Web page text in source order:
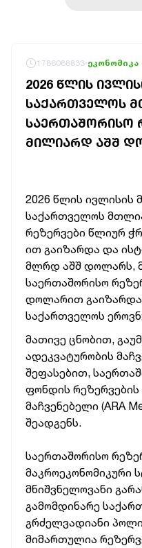
1786088833 ეკონომიკა
2026 ᲬᲚᲘᲡ
ᲡᲐᲥᲐᲠᲗᲕᲔᲚᲝᲡ
ᲡᲐᲔᲠᲗᲐᲨᲝᲠᲘᲡᲝ
ᲛᲘᲚᲘᲐᲠᲓ ᲐᲨᲨ
2026 წლის ივლისის
საქართველოს
რეზერვები წლიურ
ით გაიზარდა და
მლრდ აშშ დოლარს,
საერთაშორისო
დოლარით
საქართველოს
მათივე ცნობით,
ადეკვატურობის
შეფასებით,
ფონდის
მაჩვენებელი (ARA
შეადგენს.
საერთაშორისო
მაკროეკონომიკური
მნიშვნელოვანი
გამომდინარე
გრძელვადიანი
მიმართულია